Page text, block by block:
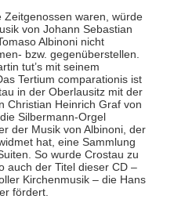
Zeitgenossen waren, würde
von Johann Sebastian
Albinoni nicht
bzw. gegenüberstellen.
tut’s mit seinem
Tertium comparationis ist
in der Oberlausitz mit der
Christian Heinrich Graf von
Silbermann-Orgel
der Musik von Albinoni, der
hat, eine Sammlung
So wurde Crostau zu
auch der Titel dieser CD –
Kirchenmusik – die Hans
fördert.